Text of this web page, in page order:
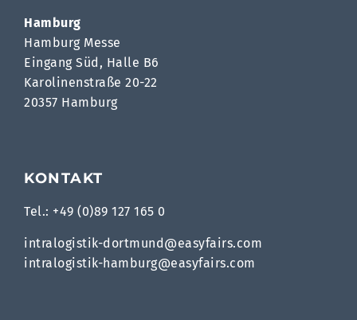
Hamburg
Hamburg Messe
Eingang Süd, Halle B6
Karolinenstraße 20-22
20357 Hamburg
KONTAKT
Tel.: +49 (0)89 127 165 0
intralogistik-dortmund@easyfairs.com
intralogistik-hamburg@easyfairs.com